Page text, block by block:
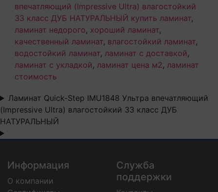
впечатляющий (Impressive Ultra) влагостойкий
33 класс ДУБ НАТУРАЛЬНЫЙ купить ламинат,
ламинат недорого, хороший ламинат,
качественный ламинат, влагостойкий ламинат,
водостойкий ламинат, ламинат с доставкой,
ламинат с укладкой, ламинат цена м2, ламинат
стоимость
Ламинат Quick-Step IMU1848 Ультра впечатляющий
(Impressive Ultra) влагостойкий 33 класс ДУБ
НАТУРАЛЬНЫЙ
Информация
О компании
Служба
поддержки